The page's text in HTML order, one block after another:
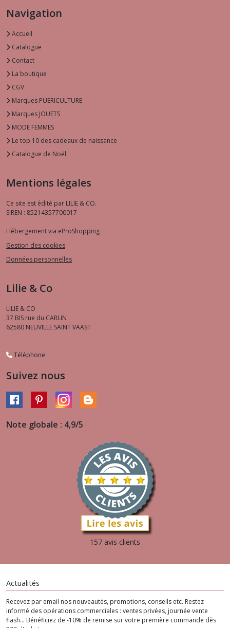
Navigation
Accueil
Catalogue
Contact
La boutique
CGV
Marques PUERICULTURE
Marques JOUETS
MODE FEMMES
Le top 10 des cadeaux de naissance
Catalogue de Noël
Mentions légales
Ce site est édité par LILIE & CO.
SIREN : 85214357700017
Hébergement via eProShopping
Gestion des cookies
Données personnelles
Lilie & Co
LILIE & CO
37 BIS rue du CARLIN
62580 NEUVILLE SAINT VAAST
Téléphone
Suivez nous
Note globale : 4,9/5
157 avis clients
Actualités
Recevez par email nos nouveautés, promotions, conseils etc. Restez
informé des opérations commerciales : ventes privées, journée vente
flash... Bénéficiez de -10% de remise sur votre première commande dès